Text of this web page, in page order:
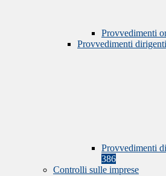
Provvedimenti
Provvedimenti
Provvedimenti
386
Controlli sulle imprese